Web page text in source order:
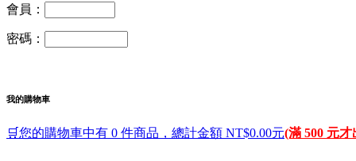
會員：
密碼：
我的購物車
🛒您的購物車中有 0 件商品，總計金額 NT$0.00元(滿 500 元才